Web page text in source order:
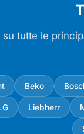
su tutte le
Beko
Liebherr